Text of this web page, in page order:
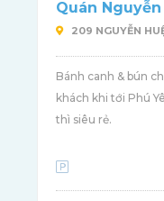
Quán Nguyễn
209 NGUYỄN
Bánh canh & bún
khách khi tới Phú
thì siêu rẻ.